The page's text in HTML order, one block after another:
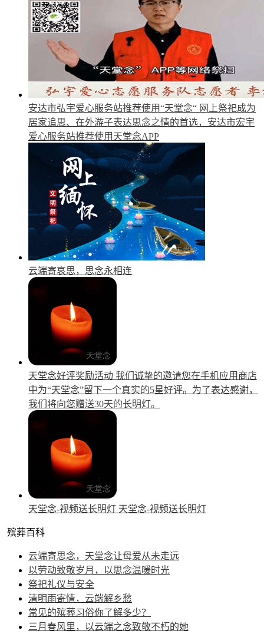
安达市弘宇爱心服务站推荐使用“天堂念“ 网上祭祀成为
居家追思、在外游子表达思念之情的首选，安达市宏宇
爱心服务站推荐使用天堂念APP
云端寄哀思，思念永相连
天堂念好评奖励活动 我们诚挚的邀请您在手机应用商店
中为“天堂念”留下一个真实的5星好评。为了表达感谢，
我们将向您赠送30天的长明灯。
天堂念-视频送长明灯 天堂念-视频送长明灯
殡葬百科
云端寄思念，天堂念让母爱从未走远
以劳动致敬岁月，以思念温暖时光
祭祀礼仪与安全
清明雨寄情，云端解乡愁
常见的殡葬习俗你了解多少？
三月春风里，以云端之念致敬不朽的她